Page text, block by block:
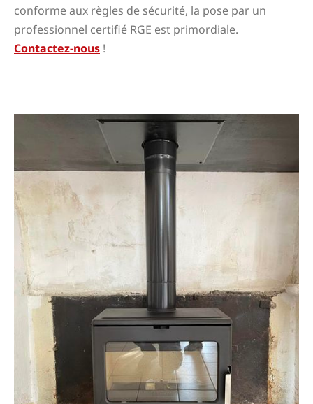
conforme aux règles de sécurité, la pose par un
professionnel certifié RGE est primordiale.
Contactez-nous !